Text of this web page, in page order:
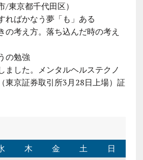
東京都千代田区）
ばかなう夢「も」ある
の考え方。落ち込んだ時の考え
の勉強
ました。メンタルヘルステクノ
東京証券取引所3月28日上場）証
木 金 土 日